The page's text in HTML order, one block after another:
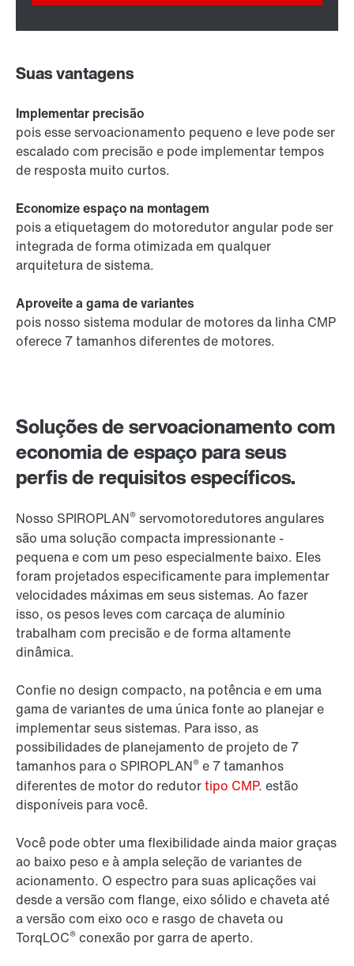
Soluções de servoacionamento com
economia de espaço para seus
perfis de requisitos específicos.
Nosso SPIROPLAN® servomotoredutores angulares
são uma solução compacta impressionante -
pequena e com um peso especialmente baixo. Eles
foram projetados especificamente para implementar
velocidades máximas em seus sistemas. Ao fazer
isso, os pesos leves com carcaça de alumínio
trabalham com precisão e de forma altamente
dinâmica.
Confie no design compacto, na potência e em uma
gama de variantes de uma única fonte ao planejar e
implementar seus sistemas. Para isso, as
possibilidades de planejamento de projeto de 7
tamanhos para o SPIROPLAN® e 7 tamanhos
diferentes de motor do redutortipo CMP. estão
disponíveis para você.
Você pode obter uma flexibilidade ainda maior graças
ao baixo peso e à ampla seleção de variantes de
acionamento. O espectro para suas aplicações vai
desde a versão com flange, eixo sólido e chaveta até
a versão com eixo oco e rasgo de chaveta ou
TorqLOC® conexão por garra de aperto.
Suas vantagens
Implementar precisão
pois esse servoacionamento pequeno e leve pode ser
escalado com precisão e pode implementar tempos
de resposta muito curtos.
Economize espaço na montagem
pois a etiquetagem do motoredutor angular pode ser
integrada de forma otimizada em qualquer
arquitetura de sistema.
Aproveite a gama de variantes
pois nosso sistema modular de motores da linha CMP
oferece 7 tamanhos diferentes de motores.